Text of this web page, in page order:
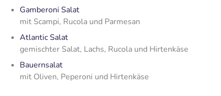
Gamberoni Salat
mit Scampi, Rucola und Parmesan
Atlantic Salat
gemischter Salat, Lachs, Rucola und Hirtenkäse
Bauernsalat
mit Oliven, Peperoni und Hirtenkäse